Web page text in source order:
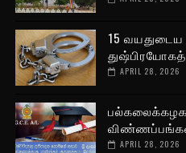
15 வயதுடைய
APRIL 28, 2026
APRIL 28, 2026